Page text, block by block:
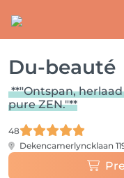
Du-beauté
**"Ontspan,
pure ZEN."**
48
Dekencamerlyncklaan